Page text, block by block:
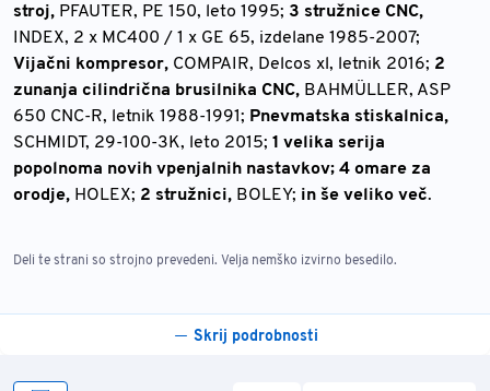
stroj, PFAUTER, PE 150, leto 1995; 3 stružnice CNC,
INDEX, 2 x MC400 / 1 x GE 65, izdelane 1985-2007;
Vijačni kompresor, COMPAIR, Delcos xl, letnik 2016; 2
zunanja cilindrična brusilnika CNC, BAHMÜLLER, ASP
650 CNC-R, letnik 1988-1991; Pnevmatska stiskalnica,
SCHMIDT, 29-100-3K, leto 2015; 1 velika serija
popolnoma novih vpenjalnih nastavkov; 4 omare za
orodje, HOLEX; 2 stružnici, BOLEY; in še veliko več.
Deli te strani so strojno prevedeni. Velja nemško izvirno besedilo.
Skrij podrobnosti